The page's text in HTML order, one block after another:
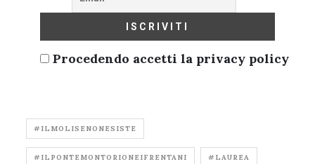
Procedendo accetti la privacy policy
#ILMOLISENONESISTE
#ILPONTEMONTORIONEIFRENTANI #LAUREA